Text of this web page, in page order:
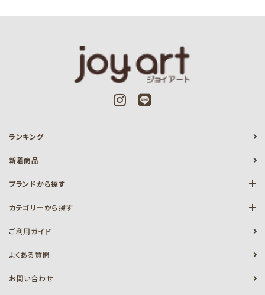
ランキング
新着商品
ブランドから探す
カテゴリーから探す
ご利用ガイド
よくある質問
お問い合わせ